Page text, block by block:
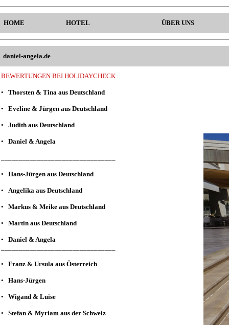
HOME HOTEL ÜBER UNS
daniel-angela.de
BEWERTUNGEN BEI HOLIDAYCHECK
• Thorsten & Tina aus Deutschland
• Eveline & Jürgen aus Deutschland
• Judith aus Deutschland
• Daniel & Angela
• Hans-Jürgen aus Deutschland
• Angelika aus Deutschland
• Markus & Meike aus Deutschland
• Martin aus Deutschland
• Daniel & Angela
• Franz & Ursula aus Österreich
• Hans-Jürgen
• Wigand & Luise
• Stefan & Myriam aus der Schweiz